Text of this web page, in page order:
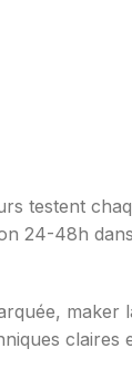
testent
24-48h
claires